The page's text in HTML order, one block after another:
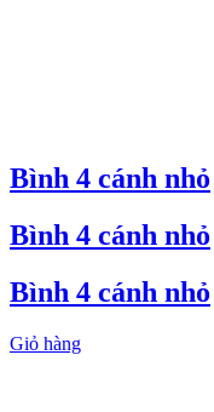
Bình 4 cánh nhỏ
Bình 4 cánh nhỏ
Bình 4 cánh nhỏ
Giỏ hàng